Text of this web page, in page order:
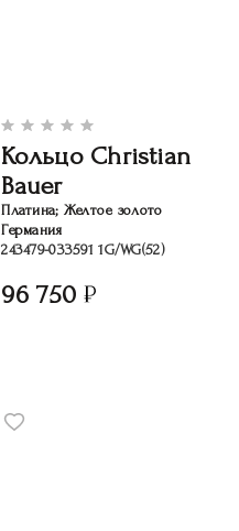
Кольцо Christian
Bauer
Платина; Желтое золото
Германия
243479-033591 1G/WG(52)
96 750